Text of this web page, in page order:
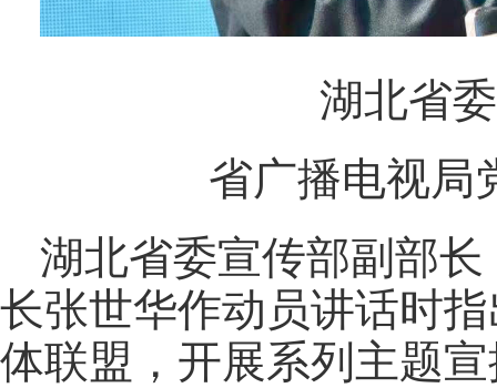
湖北省
省广播电视局
湖北省委宣传部副部
长张世华作动员讲话时
体联盟，开展系列主题